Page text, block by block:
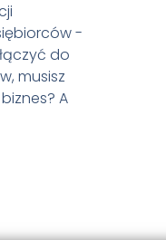
-
do
musisz
A